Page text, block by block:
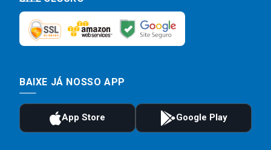
BAIXE JÁ NOSSO APP